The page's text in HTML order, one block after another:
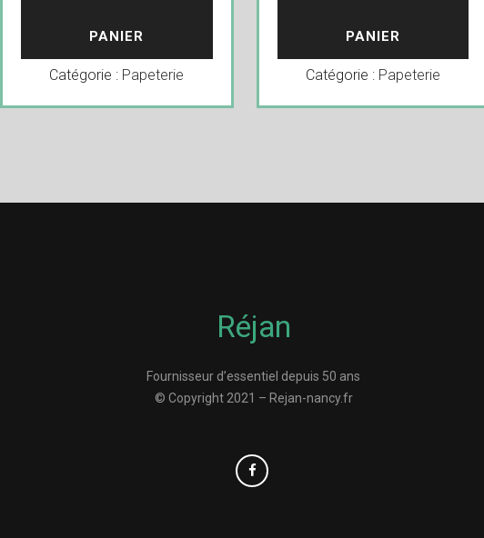
PANIER
Catégorie : Papeterie
PANIER
Catégorie : Papeterie
Réjan
Fournisseur d’essentiel depuis 50 ans
© Copyright 2021 – Rejan-nancy.fr